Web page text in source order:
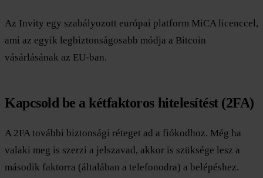
Az Invity egy szabályozott európai platform MiCA licenccel,
ami az egyik legbiztonságosabb módja a Bitcoin
vásárlásának az EU-ban.
Kapcsold be a kétfaktoros hitelesítést (2FA)
A 2FA további biztonsági réteget ad a fiókodhoz. Még ha
valaki meg is szerzi a jelszavad, akkor is szüksége lesz a
második faktorra (általában a telefonodra) a belépéshez.